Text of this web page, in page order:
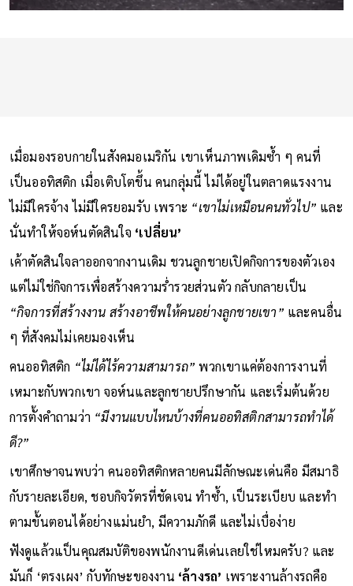
เมื่อมองรอบกายในสังคมอเมริกัน เขาเห็นภาพเดิมซ้ำ ๆ คนที่
เป็นออทิสติก เมื่อเติบโตขึ้น คนกลุ่มนี้ ไม่ได้อยู่ในตลาดแรงงาน
ไม่มีใครจ้าง ไม่มีใครยอมรับ เพราะ “เขาไม่เหมือนคนทั่วไป” และ
นั่นทำให้จอห์นตัดสินใจ ‘เปลี่ยน’
เค้าตัดสินใจลาออกจากงานเดิม ชวนลูกชายเปิดกิจการของตัวเอง
แต่ไม่ใช่กิจการเพื่อสร้างความร่ำรวยส่วนตัว กลับกลายเป็น
“กิจการที่สร้างงาน สร้างอาชีพให้คนอย่างลูกชายเขา” และคนอื่น
ๆ ที่สังคมไม่เคยมองเห็น
คนออทิสติก “ไม่ได้ไร้ความสามารถ” พวกเขาแค่ต้องการงานที่
เหมาะกับพวกเขา จอห์นและลูกชายปรึกษากัน และเริ่มต้นด้วย
การตั้งคำถามว่า “มีงานแบบไหนบ้างที่คนออทิสติกสามารถทำได้
ดี?”
เขาศึกษาจนพบว่า คนออทิสติกหลายคนมีลักษณะเด่นคือ มีสมาธิ
กับรายละเอียด, ชอบกิจวัตรที่ชัดเจน ทำซ้ำ, เป็นระเบียบ และทำ
ตามขั้นตอนได้อย่างแม่นยำ, มีความภักดี และไม่เบื่อง่าย
ฟังดูแล้วแป็นคุณสมบัติของพนักงานดีเด่นเลยใช่ไหมครับ? และ
มันก็ ‘ตรงเผง’ กับทักษะของงาน ‘ล้างรถ’ เพราะงานล้างรถคือ